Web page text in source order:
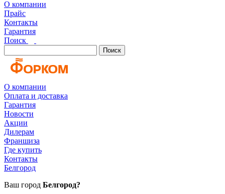
О компании
Прайс
Контакты
Гарантия
Поиск
Поиск
О компании
Оплата и доставка
Гарантия
Новости
Акции
Дилерам
Франшиза
Где купить
Контакты
Белгород
Ваш город Белгород?